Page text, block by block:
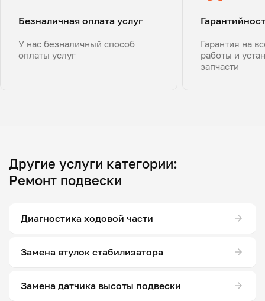
Безналичная оплата услуг
У нас безналичный способ
оплаты услуг
Гарантия на
работы и
запчасти
Другие услуги категории:
Ремонт подвески
Диагностика ходовой части
Замена втулок стабилизатора
Замена датчика высоты подвески